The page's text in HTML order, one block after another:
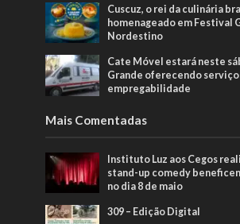
Cuscuz, o rei da culinária
homenageado em Festival
Nordestino
Cate Móvel estará neste
Grande oferecendo
empregabilidade
Mais Comentadas
Instituto Luz aos Cegos
stand-up comedy
no dia 8 de maio
309 – Edição Digital